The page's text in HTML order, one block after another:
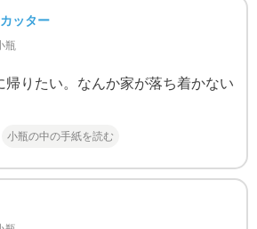
ッター
瓶
帰りたい。なんか家が落ち着かない
小瓶の中の手紙を読む